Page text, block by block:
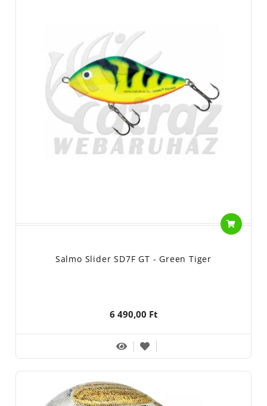
Salmo Slider SD7F GT - Green Tiger
6 490,00 Ft